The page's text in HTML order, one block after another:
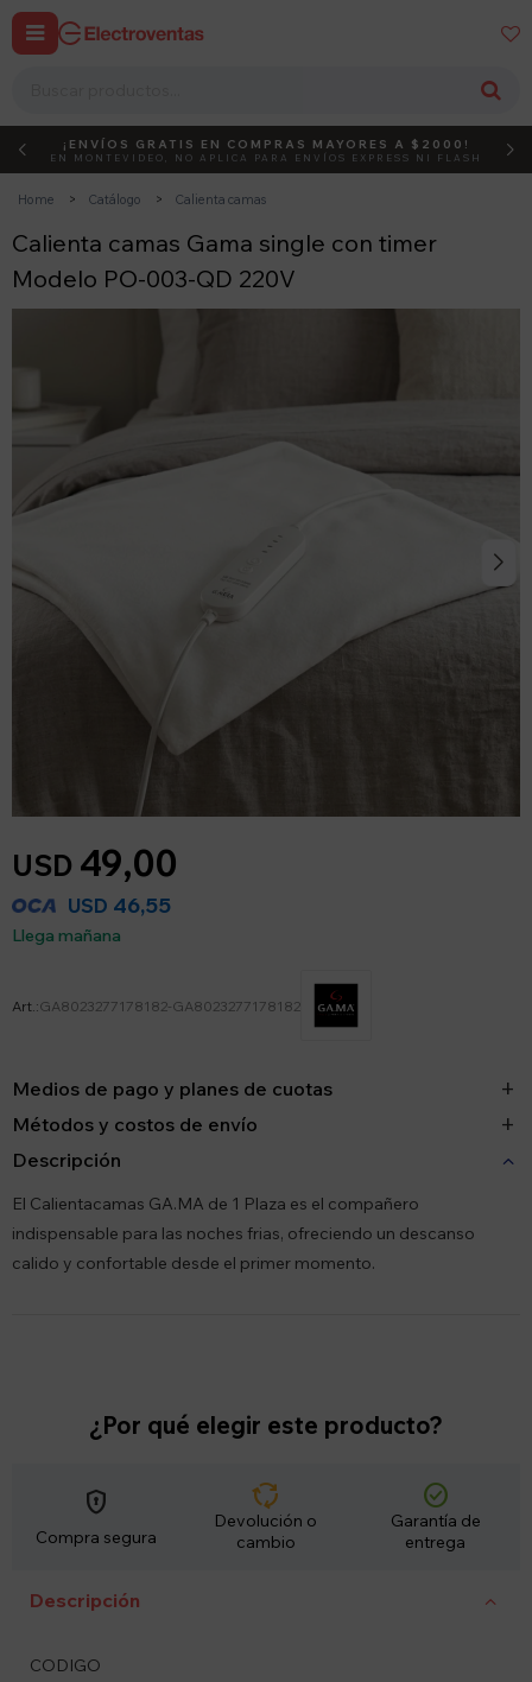
 
DEBUT ACTIVÁ EL CÓDIGO
¡ENVÍOS GRATIS EN COMPRAS MAYORES A $2000!
EN MONTEVIDEO, NO APLICA PARA ENVÍOS EXPRESS NI FLASH
Home Catálogo Calienta camas
Calienta camas Gama single con timer
Modelo PO-003-QD 220V
USD 49,00
USD 46,55
Llega mañana
GA8023277178182-GA8023277178182
Medios de pago y planes de cuotas
Métodos y costos de envío
Descripción
El Calientacamas GA.MA de 1 Plaza es el compañero
indispensable para las noches frias, ofreciendo un descanso
calido y confortable desde el primer momento.
¿Por qué elegir este producto?
encrypted
Compra segura
cycle
Devolución o
cambio
check_circle
Garantía de
entrega
Descripción
CODIGO